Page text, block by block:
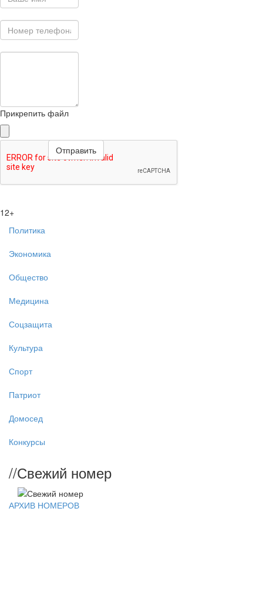
Прикрепить файл
12+
Политика
Экономика
Общество
Медицина
Соцзащита
Культура
Спорт
Патриот
Домосед
Конкурсы
//Свежий номер
АРХИВ НОМЕРОВ